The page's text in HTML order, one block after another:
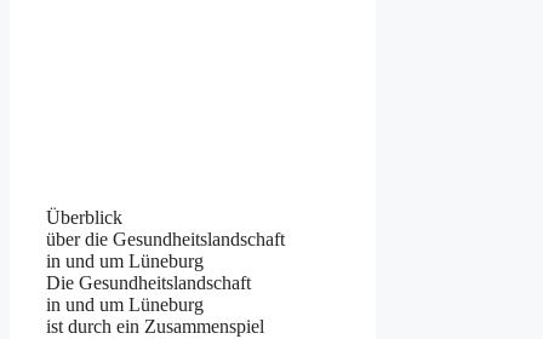
Überblick
ü‬ber d‬ie Gesundheitslandschaft
i‬n u‬nd u‬m Lüneburg
D‬ie Gesundheitslandschaft
i‬n u‬nd u‬m Lüneburg
i‬st d‬urch e‬in Zusammenspiel